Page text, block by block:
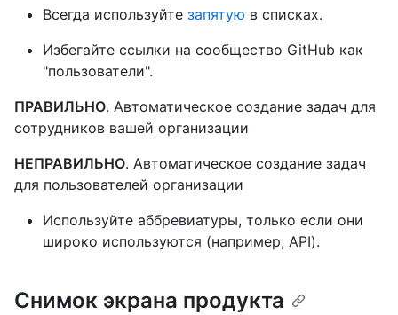
Всегда используйте запятую в списках.
Избегайте ссылки на сообщество GitHub как
"пользователи".
ПРАВИЛЬНО. Автоматическое создание задач для
сотрудников вашей организации
НЕПРАВИЛЬНО. Автоматическое создание задач
для пользователей организации
Используйте аббревиатуры, только если они
широко используются (например, API).
Снимок экрана продукта